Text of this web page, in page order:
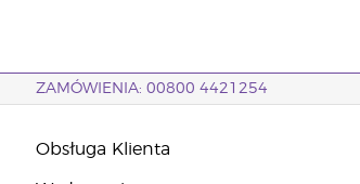
ZAMÓWIENIA: 00800 4421254
Obsługa Klienta